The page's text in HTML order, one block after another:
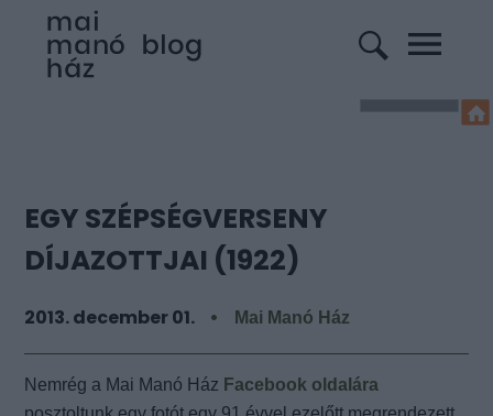
EGY SZÉPSÉGVERSENY
DÍJAZOTTJAI (1922)
2013. december 01. Mai Manó Ház
Nemrég a Mai Manó Ház Facebook oldalára